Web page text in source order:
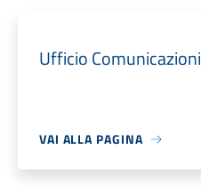
Ufficio Comunicazioni
VAI ALLA PAGINA